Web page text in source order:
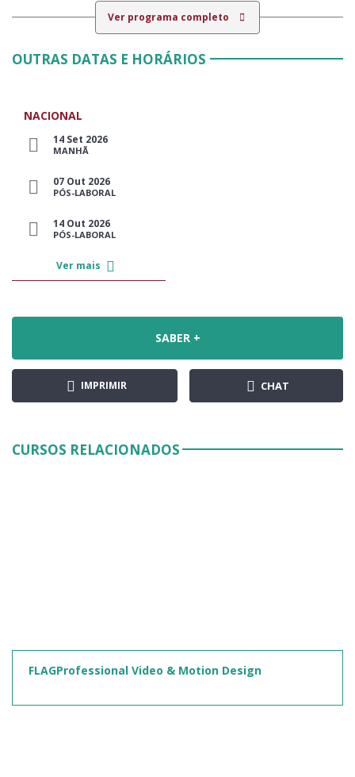
Ver programa completo
OUTRAS DATAS E HORÁRIOS
NACIONAL
14 Set 2026
MANHÃ
07 Out 2026
PÓS-LABORAL
14 Out 2026
PÓS-LABORAL
Ver mais
SABER +
IMPRIMIR CHAT
CURSOS RELACIONADOS
FLAGProfessional Video & Motion Design